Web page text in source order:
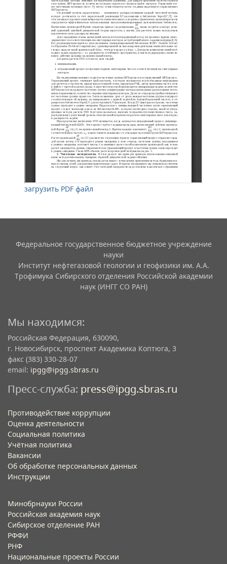
загрузить PDF файл
Федеральное государственное бюджетное учреждение
науки
Институт нефтегазовой геологии и геофизики им. А.А.
Трофимука Сибирского отделения Российской академии
наук (ИНГГ СО РАН)
Мы находимся:
Российская Федерация, 630090,
г. Новосибирск, проспект Академика Коптюга, 3
факс (383) 330-28-07
email: ipgg@ipgg.sbras.ru
Пресс-служба: press@ipgg.sbras.ru
Противодействие коррупции
Оценка деятельности
Социальная политика
Учётная политика​
Вакансии​
Об обработке персональных данных​
Инструкции​
Минобрнауки России
Российская академия наук
Сибирское отделение РАН
РФФИ
РНФ
Национальные проекты России